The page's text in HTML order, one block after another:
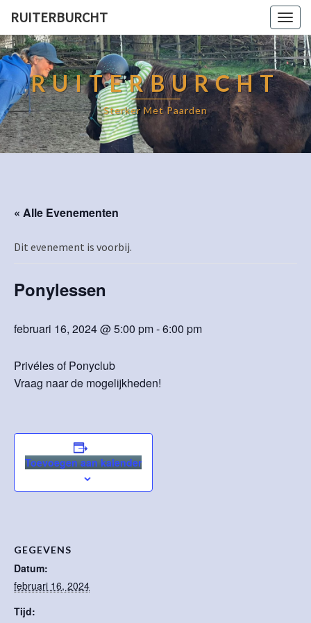
RUITERBURCHT
RUITERBURCHT
Sterker Met Paarden
« Alle Evenementen
Dit evenement is voorbij.
Ponylessen
februari 16, 2024 @ 5:00 pm-6:00 pm
Privéles of Ponyclub
Vraag naar de mogelijkheden!
Toevoegen aan kalender
GEGEVENS
Datum:
februari 16, 2024
Tijd: